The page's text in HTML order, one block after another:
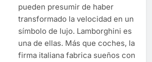
pueden presumir de haber
transformado la velocidad en un
símbolo de lujo. Lamborghini es
una de ellas. Más que coches, la
firma italiana fabrica sueños con